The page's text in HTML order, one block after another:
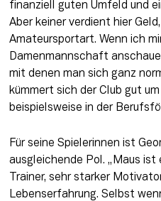
finanziell guten Umfeld und
Aber keiner verdient hier
Amateursportart. Wenn ich
Damenmannschaft
mit denen man sich ganz
kümmert sich der Club gut
beispielsweise in der
Für seine Spielerinnen ist
ausgleichende Pol. „Maus
Trainer, sehr starker
Lebenserfahrung. Selbst